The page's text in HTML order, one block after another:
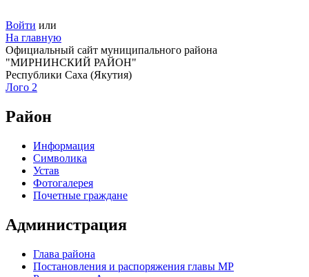
Войти или
На главную
Официальный сайт муниципального района
"МИРНИНСКИЙ РАЙОН"
Республики Саха (Якутия)
Лого 2
Район
Информация
Символика
Устав
Фотогалерея
Почетные граждане
Администрация
Глава района
Постановления и распоряжения главы МР